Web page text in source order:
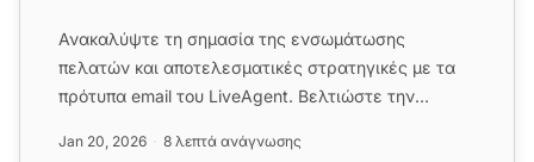
Ανακαλύψτε τη σημασία της ενσωμάτωσης
πελατών και αποτελεσματικές στρατηγικές με τα
πρότυπα email του LiveAgent. Βελτιώστε την
Jan 20, 2026 8 λεπτά ανάγνωσης